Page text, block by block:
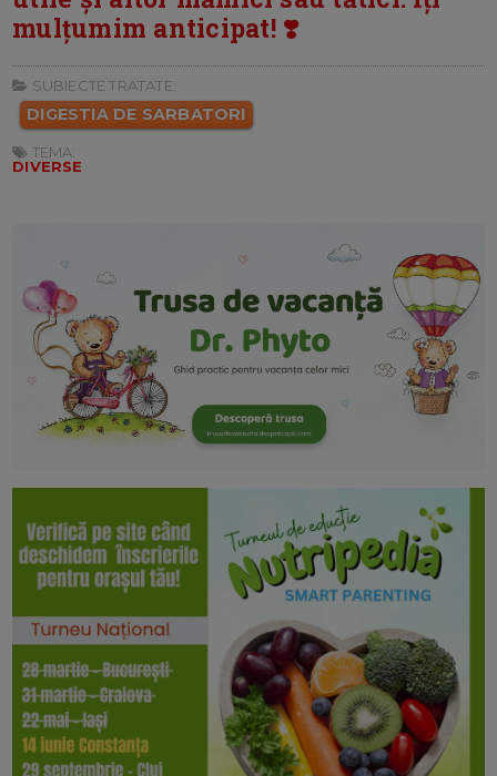
mulțumim anticipat! ❣️
SUBIECTE TRATATE:
DIGESTIA DE SARBATORI
TEMA:
DIVERSE